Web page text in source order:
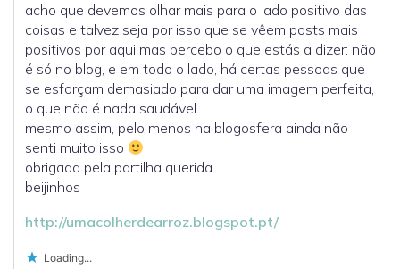
acho que devemos olhar mais para o lado positivo das
coisas e talvez seja por isso que se vêem posts mais
positivos por aqui mas percebo o que estás a dizer: não
é só no blog, e em todo o lado, há certas pessoas que
se esforçam demasiado para dar uma imagem perfeita,
o que não é nada saudável
mesmo assim, pelo menos na blogosfera ainda não
senti muito isso
obrigada pela partilha querida
beijinhos
http://umacolherdearroz.blogspot.pt/
Loading...